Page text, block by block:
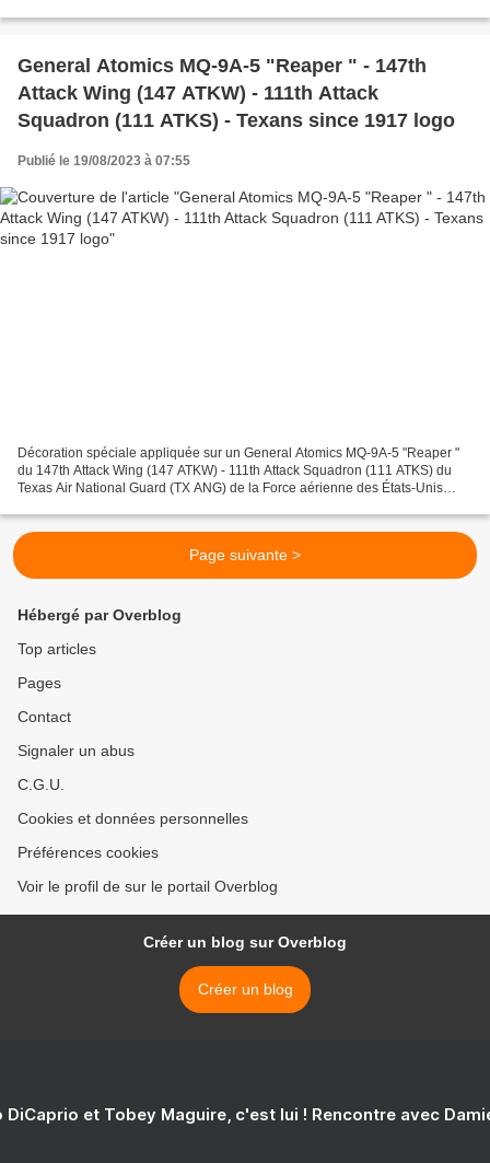
General Atomics MQ-9A-5 "Reaper " - 147th
Attack Wing (147 ATKW) - 111th Attack
Squadron (111 ATKS) - Texans since 1917 logo
Publié le 19/08/2023 à 07:55
Décoration spéciale appliquée sur un General Atomics MQ-9A-5 "Reaper "
du 147th Attack Wing (147 ATKW) - 111th Attack Squadron (111 ATKS) du
Texas Air National Guard (TX ANG) de la Force aérienne des États-Unis
Page suivante >
Hébergé par Overblog
Top articles
Pages
Contact
Signaler un abus
C.G.U.
Cookies et données personnelles
Préférences cookies
Voir le profil de sur le portail Overblog
Créer un blog sur Overblog
Créer un blog
DiCaprio et Tobey Maguire, c'est lui ! Rencontre avec